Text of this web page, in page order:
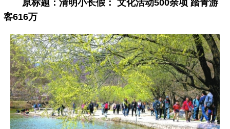
原标题：清明小长假： 文化活动500余项 踏青游
客616万